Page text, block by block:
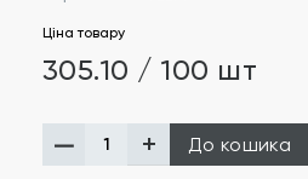
Ціна товару
305.10 / 100 шт
До кошика